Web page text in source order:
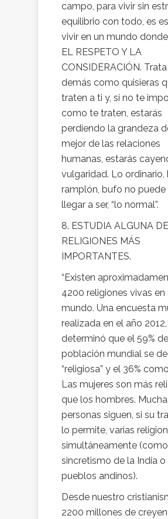
campo, para vivir sin
equilibrio con todo, es
vivir en un mundo
EL RESPETO Y LA
CONSIDERACIÓN.
demás como quisieras
traten a ti y, si no te
como te traten, estarás
perdiendo la grandeza
mejor de las relaciones
humanas, estarás
vulgaridad. Lo ordinario,
ramplón, bufo no puede
llegar a ser, “lo normal”.
8. ESTUDIA ALGUNA
RELIGIONES MÁS
IMPORTANTES.
“Existen
4200 religiones vivas en
mundo. Una encuesta
realizada en el año 2012,
determinó que el 59%
población mundial se
“religiosa” y el 36%
Las mujeres son más
que los hombres.
personas siguen, si su
lo permite, varias
simultáneamente
sincretismo de la India o
pueblos andinos).
Desde nuestro
2200 millones de